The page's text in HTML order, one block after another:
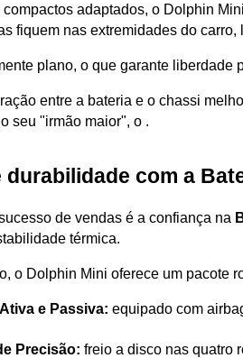
compactos adaptados, o Dolphin
fiquem nas extremidades do
plano, o que garante liberdade
entre a bateria e o chassi
seu "irmão maior", o .
durabilidade com a
de vendas é a confiança na
térmica.
o Dolphin Mini oferece um pacote
e Passiva: equipado com
Precisão: freio a disco nas quatro